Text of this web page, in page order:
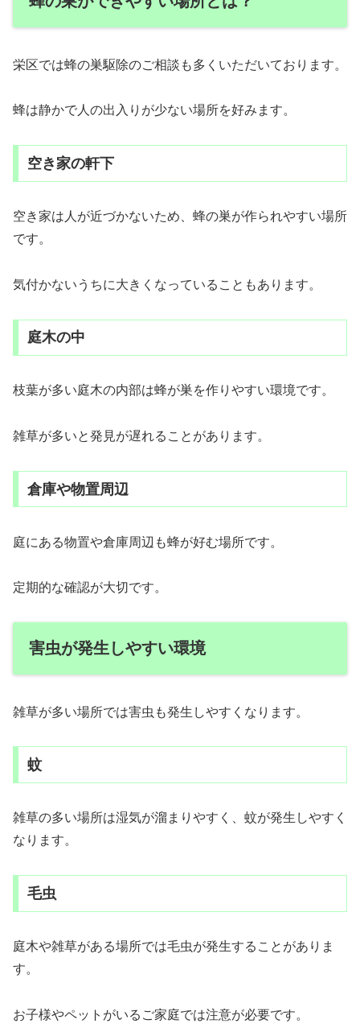
栄区では蜂の巣駆除のご相談も多くいただいております。
蜂は静かで人の出入りが少ない場所を好みます。
空き家の軒下
空き家は人が近づかないため、蜂の巣が作られやすい場所
です。
気付かないうちに大きくなっていることもあります。
庭木の中
枝葉が多い庭木の内部は蜂が巣を作りやすい環境です。
雑草が多いと発見が遅れることがあります。
倉庫や物置周辺
庭にある物置や倉庫周辺も蜂が好む場所です。
定期的な確認が大切です。
害虫が発生しやすい環境
雑草が多い場所では害虫も発生しやすくなります。
蚊
雑草の多い場所は湿気が溜まりやすく、蚊が発生しやすく
なります。
毛虫
庭木や雑草がある場所では毛虫が発生することがありま
す。
お子様やペットがいるご家庭では注意が必要です。